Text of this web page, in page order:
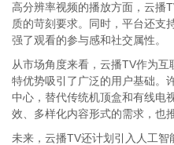
高分辨率视频的播放方面，云播
质的苛刻要求。同时，平台还支
强了观看的参与感和社交属性。
从市场角度来看，云播TV作为
特优势吸引了广泛的用户基础。
中心，替代传统机顶盒和有线电
效、多样化内容形式的需求，也
未来，云播TV还计划引入人工